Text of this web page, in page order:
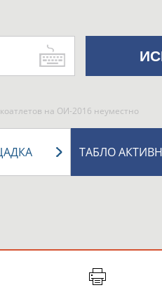
на ОИ-2016 неуместно
ТАБЛО